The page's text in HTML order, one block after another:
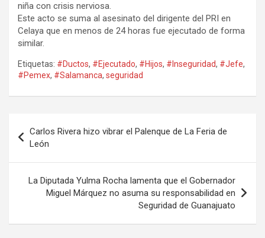
niña con crisis nerviosa.
Este acto se suma al asesinato del dirigente del PRI en
Celaya que en menos de 24 horas fue ejecutado de forma
similar.
Etiquetas: #Ductos, #Ejecutado, #Hijos, #Inseguridad, #Jefe,
#Pemex, #Salamanca, seguridad
de
entradas
Carlos Rivera hizo vibrar el Palenque de La Feria de
León
La Diputada Yulma Rocha lamenta que el Gobernador
Miguel Márquez no asuma su responsabilidad en
Seguridad de Guanajuato